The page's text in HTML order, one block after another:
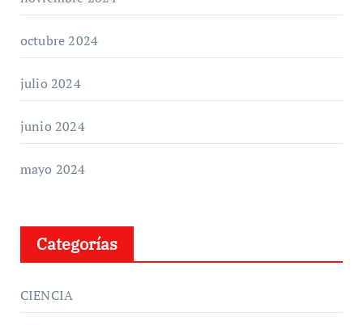
octubre 2024
julio 2024
junio 2024
mayo 2024
Categorías
CIENCIA